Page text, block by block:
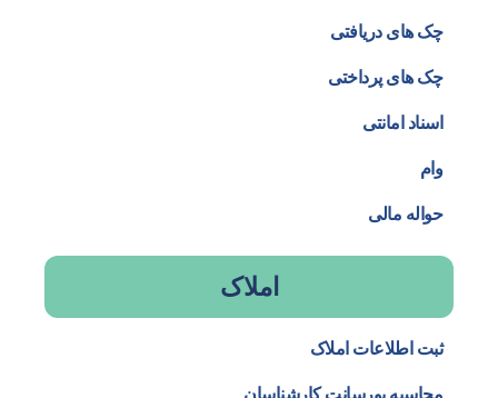
چک های دریافتی
چک های پرداختی
اسناد امانتی
وام
حواله مالی
املاک
ثبت اطلاعات املاک
محاسبه پورسانت کارشناسان